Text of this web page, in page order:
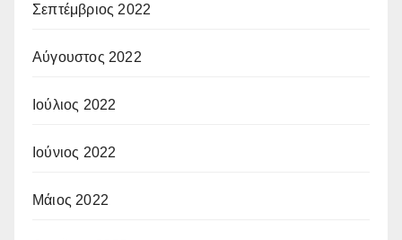
Σεπτέμβριος 2022
Αύγουστος 2022
Ιούλιος 2022
Ιούνιος 2022
Μάιος 2022